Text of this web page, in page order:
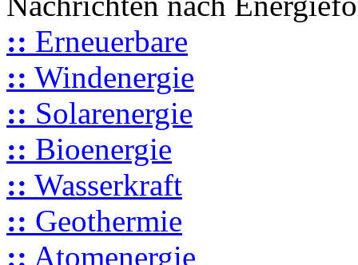
:: Erneuerbare
:: Windenergie
:: Solarenergie
:: Bioenergie
:: Wasserkraft
:: Geothermie
:: Atomenergie